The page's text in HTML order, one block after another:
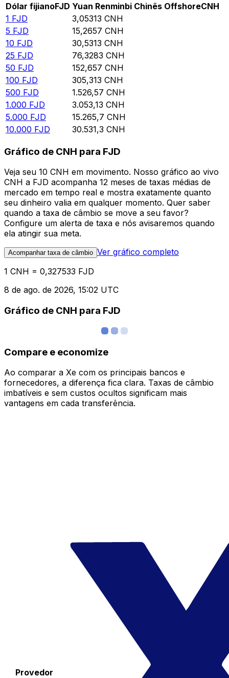
Dólar fijianoFJD Yuan Renminbi Chinês OffshoreCNH
1 FJD 3,05313 CNH
5 FJD 15,2657 CNH
10 FJD 30,5313 CNH
25 FJD 76,3283 CNH
50 FJD 152,657 CNH
100 FJD 305,313 CNH
500 FJD 1.526,57 CNH
1.000 FJD 3.053,13 CNH
5.000 FJD 15.265,7 CNH
10.000 FJD 30.531,3 CNH
Gráfico de CNH para FJD
Veja seu 10 CNH em movimento. Nosso gráfico ao vivo
CNH a FJD acompanha 12 meses de taxas médias de
mercado em tempo real e mostra exatamente quanto
seu dinheiro valia em qualquer momento. Quer saber
quando a taxa de câmbio se move a seu favor?
Configure um alerta de taxa e nós avisaremos quando
ela atingir sua meta.
Acompanhar taxa de câmbio Ver gráfico completo
1 CNH = 0,327533 FJD
8 de ago. de 2026, 15:02 UTC
Gráfico de CNH para FJD
Compare e economize
Ao comparar a Xe com os principais bancos e
fornecedores, a diferença fica clara. Taxas de câmbio
imbatíveis e sem custos ocultos significam mais
vantagens em cada transferência.
Provedor